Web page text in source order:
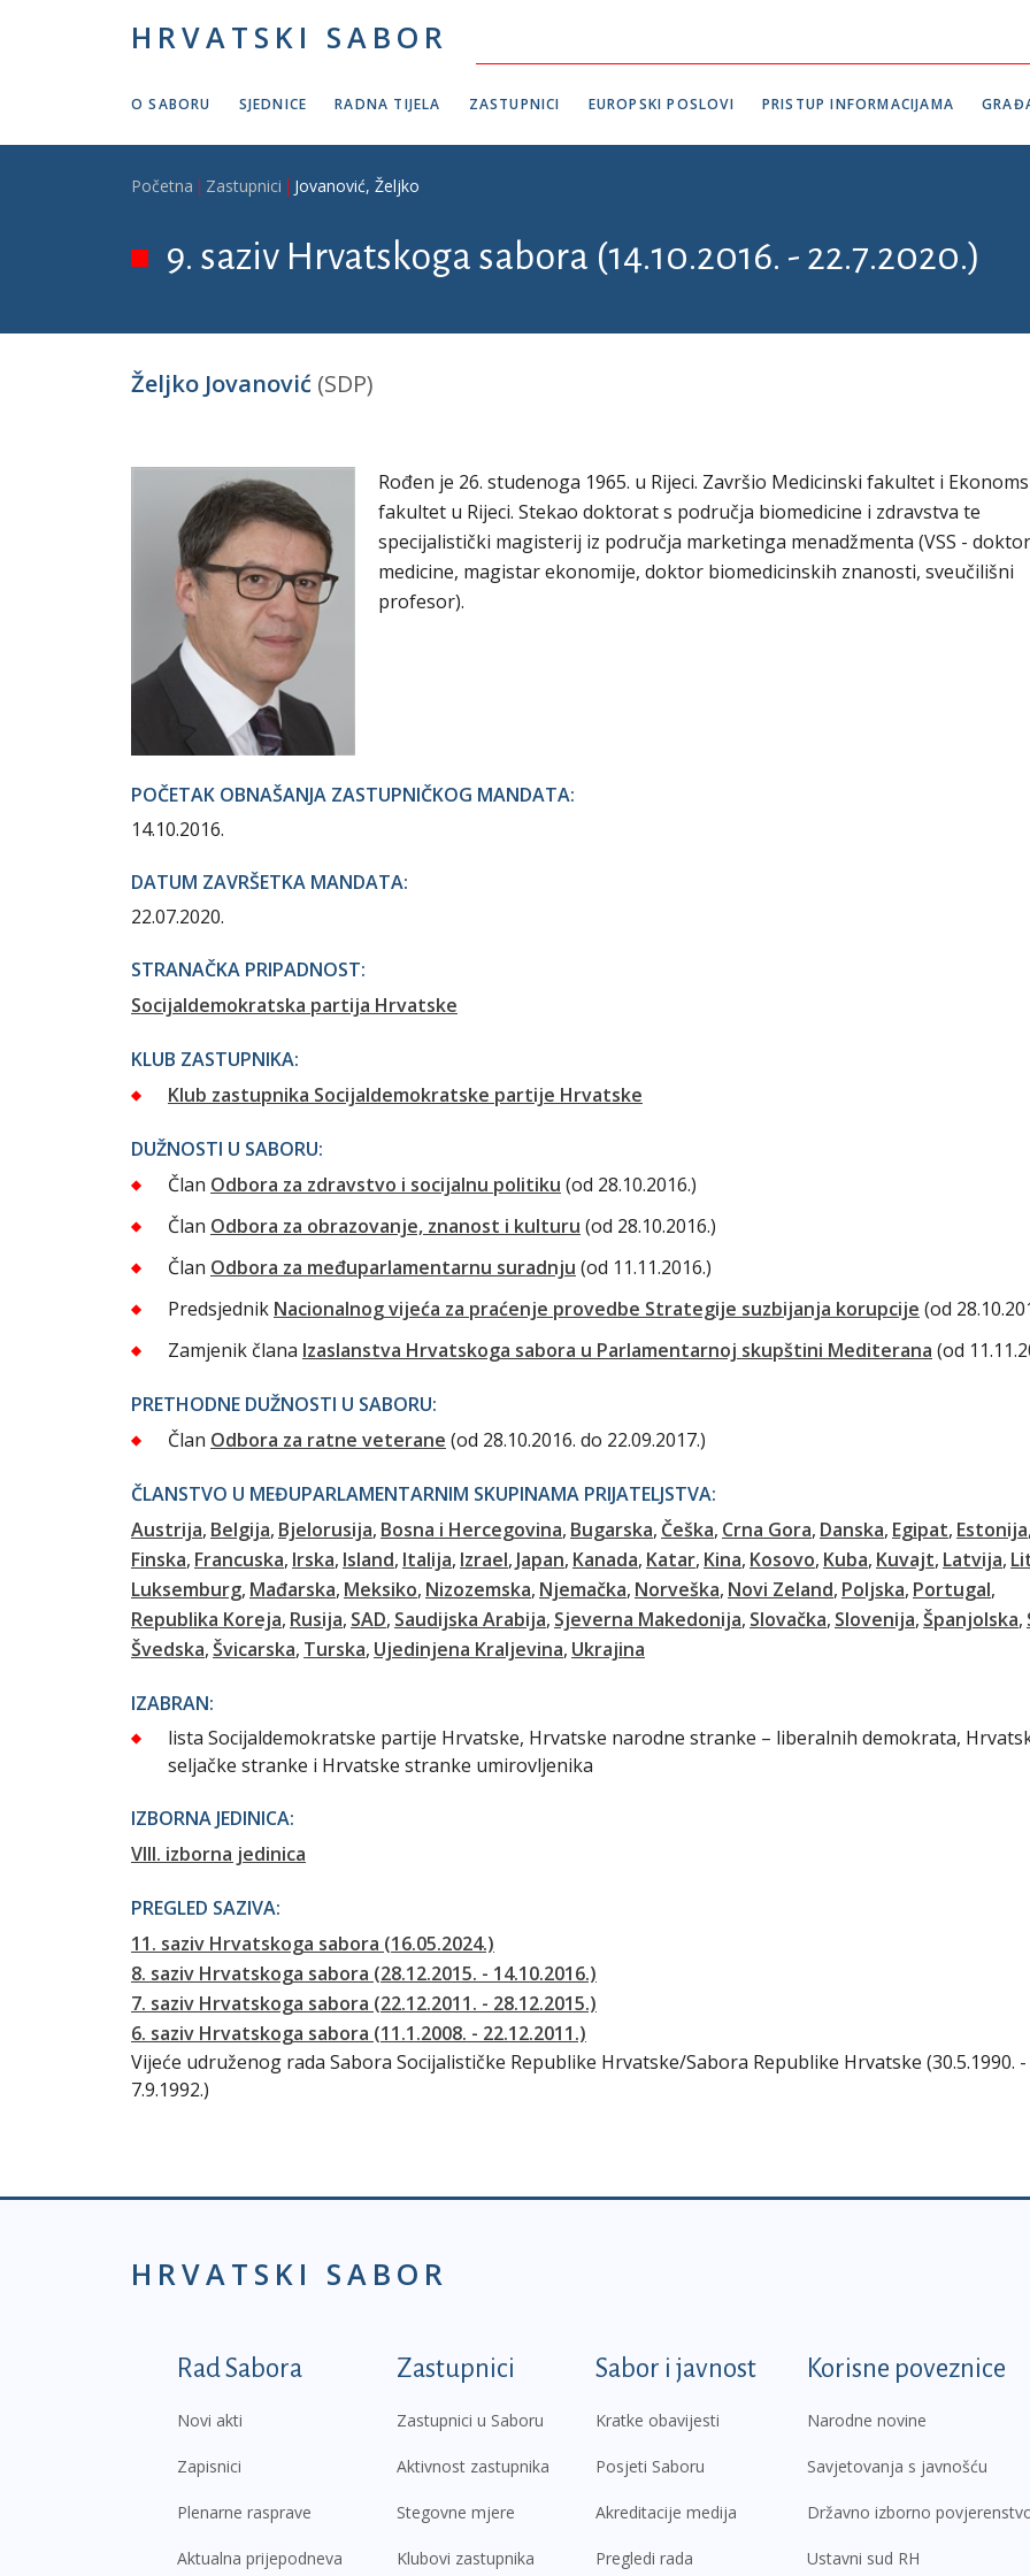
HRVATSKI SABOR
O SABORU SJEDNICE RADNA TIJELA ZASTUPNICI EUROPSKI POSLOVI PRISTUP INFORMACIJAMA
Breadcrumb
Početna Zastupnici Jovanović, Željko
9. saziv Hrvatskoga sabora (14.10.2016. - 22.7.2020.)
Željko Jovanović (SDP)
Rođen je 26. studenoga 1965. u Rijeci. Završio Medicinski fakultet i
fakultet u Rijeci. Stekao doktorat s područja biomedicine i zdravstva te
specijalistički magisterij iz područja marketinga menadžmenta (VSS - doktor
medicine, magistar ekonomije, doktor biomedicinskih znanosti, sveučilišni
profesor).
POČETAK OBNAŠANJA ZASTUPNIČKOG MANDATA:
14.10.2016.
DATUM ZAVRŠETKA MANDATA:
22.07.2020.
STRANAČKA PRIPADNOST:
Socijaldemokratska partija Hrvatske
KLUB ZASTUPNIKA:
Klub zastupnika Socijaldemokratske partije Hrvatske
DUŽNOSTI U SABORU:
Član Odbora za zdravstvo i socijalnu politiku (od 28.10.2016.)
Član Odbora za obrazovanje, znanost i kulturu (od 28.10.2016.)
Član Odbora za međuparlamentarnu suradnju (od 11.11.2016.)
Predsjednik Nacionalnog vijeća za praćenje provedbe Strategije suzbijanja korupcije (od
Zamjenik člana Izaslanstva Hrvatskoga sabora u Parlamentarnoj skupštini Mediterana (od
PRETHODNE DUŽNOSTI U SABORU:
Član Odbora za ratne veterane (od 28.10.2016. do 22.09.2017.)
ČLANSTVO U MEĐUPARLAMENTARNIM SKUPINAMA PRIJATELJSTVA:
Austrija Belgija Bjelorusija Bosna i Hercegovina Bugarska Češka Crna Gora Danska Egipat Estonija
Finska Francuska Irska Island Italija Izrael Japan Kanada Katar Kina Kosovo Kuba Kuvajt Latvija
Luksemburg Mađarska Meksiko Nizozemska Njemačka Norveška Novi Zeland Poljska Portugal
Republika Koreja Rusija SAD Saudijska Arabija Sjeverna Makedonija Slovačka Slovenija Španjolska
Švedska Švicarska Turska Ujedinjena Kraljevina Ukrajina
IZABRAN:
lista Socijaldemokratske partije Hrvatske, Hrvatske narodne stranke – liberalnih demokrata,
seljačke stranke i Hrvatske stranke umirovljenika
IZBORNA JEDINICA:
VIII. izborna jedinica
PREGLED SAZIVA:
11. saziv Hrvatskoga sabora (16.05.2024.)
8. saziv Hrvatskoga sabora (28.12.2015. - 14.10.2016.)
7. saziv Hrvatskoga sabora (22.12.2011. - 28.12.2015.)
6. saziv Hrvatskoga sabora (11.1.2008. - 22.12.2011.)
Vijeće udruženog rada Sabora Socijalističke Republike Hrvatske/Sabora Republike Hrvatske (30.5.1990. -
7.9.1992.)
HRVATSKI SABOR
Podnožje prvi izbornik
Rad Sabora
Novi akti
Zapisnici
Plenarne rasprave
Aktualna prijepodneva
Zastupnici
Zastupnici u Saboru
Aktivnost zastupnika
Stegovne mjere
Klubovi zastupnika
Sabor i javnost
Kratke obavijesti
Posjeti Saboru
Akreditacije medija
Pregledi rada
Korisne poveznice
Narodne novine
Savjetovanja s javnošću
Državno izborno
Ustavni sud RH